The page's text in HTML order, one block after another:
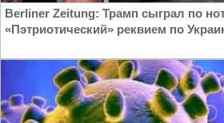
Berliner Zeitung: Трамп сыграл по
«Пэтриотический» реквием по